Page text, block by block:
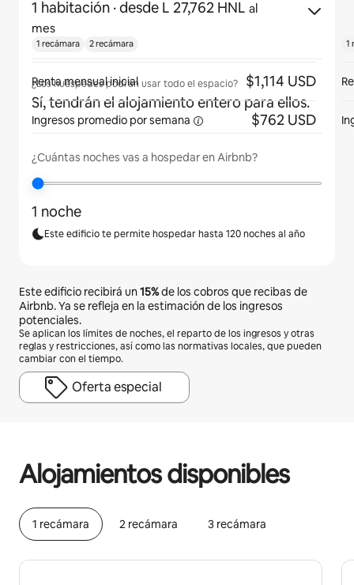
1 habitación · desde L 27,762 HNL al
mes
¿Los huéspedes podrán usar todo el espacio?
Sí, tendrán el alojamiento entero para ellos.
¿Cuántas noches vas a hospedar en Airbnb?
1 noche
Este edificio te permite hospedar hasta 120 noches al año
Este edificio recibirá un15%de los cobros que recibas de
Airbnb. Ya se refleja en la estimación de los ingresos
potenciales.
Se aplican los límites de noches, el reparto de los ingresos y otras
reglas y restricciones, así como las normativas locales, que pueden
cambiar con el tiempo.
Oferta especial
Alojamientos disponibles
1 recámara 2 recámara 3 recámara
1 recámara 2 recámara
Renta mensual inicial $1,114 USD
Ingresos promedio porsemana $762 USD
1